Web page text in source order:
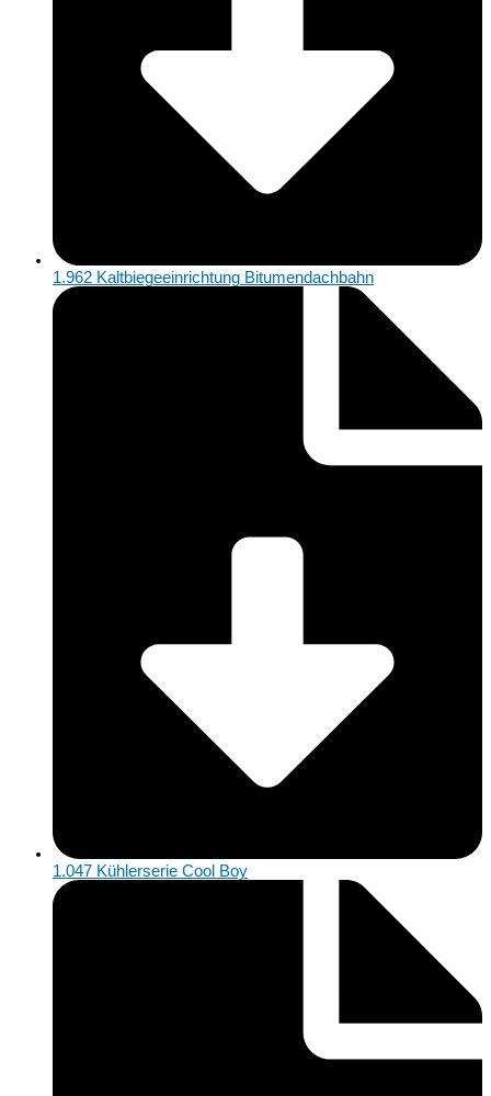
1.962 Kaltbiegeeinrichtung Bitumendachbahn
1.047 Kühlerserie Cool Boy